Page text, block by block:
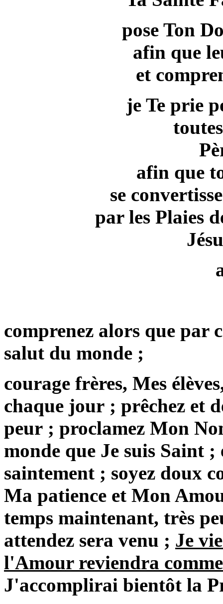
pose Ton
afin que
et
je Te prie
afin que
se
par les Plaies
comprenez alors que par
salut du monde ;
courage frères, Mes
chaque jour ; prêchez et
peur ; proclamez Mon
monde que Je suis Saint
saintement ; soyez doux
Ma patience et Mon
temps maintenant, très
attendez sera venu ; Je
l'Amour reviendra
J'accomplirai bientôt la